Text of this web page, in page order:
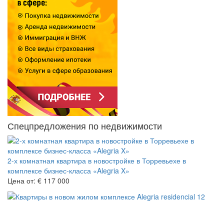
Спецпредложения по недвижимости
2-х комнатная квартира в новостройке в Торревьехе в
комплексе бизнес-класса «Alegria X»
Цена от: € 117 000